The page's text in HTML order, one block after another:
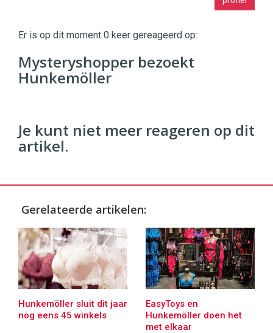
Commerce https://twinklemagazine.nl
9654
Er is op dit moment 0 keer gereageerd op:
Mysteryshopper bezoekt
Hunkemöller
Je kunt niet meer reageren op dit
artikel.
Gerelateerde artikelen:
Hunkemöller sluit dit jaar
nog eens 45 winkels
EasyToys en
Hunkemöller doen het
met elkaar